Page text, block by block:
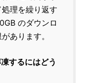
理を繰り返す
のダウンロ
あります。
するにはどう